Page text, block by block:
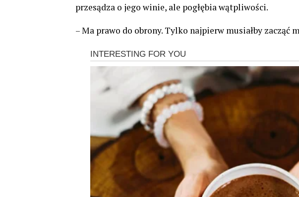
przesądza o jego winie, ale pogłębia wątpliwości.
– Ma prawo do obrony. Tylko najpierw musiałby zacząć